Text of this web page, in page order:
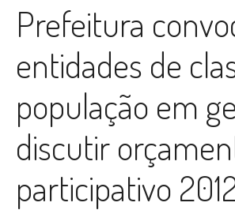
Prefeitura
entidades de
população em
discutir
participativo